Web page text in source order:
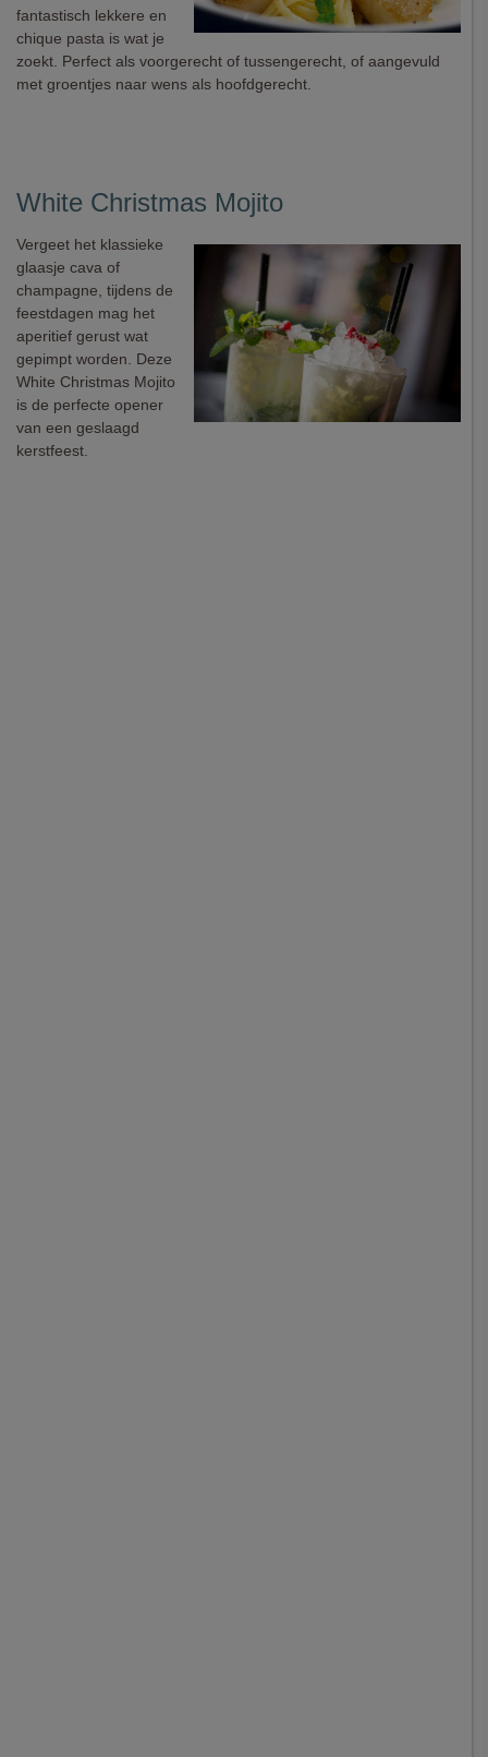
fantastisch lekkere en
chique pasta is wat je
zoekt. Perfect als voorgerecht of tussengerecht, of aangevuld
met groentjes naar wens als hoofdgerecht.
White Christmas Mojito
Vergeet het klassieke
glaasje cava of
champagne, tijdens de
feestdagen mag het
aperitief gerust wat
gepimpt worden. Deze
White Christmas Mojito
is de perfecte opener
van een geslaagd
kerstfeest.